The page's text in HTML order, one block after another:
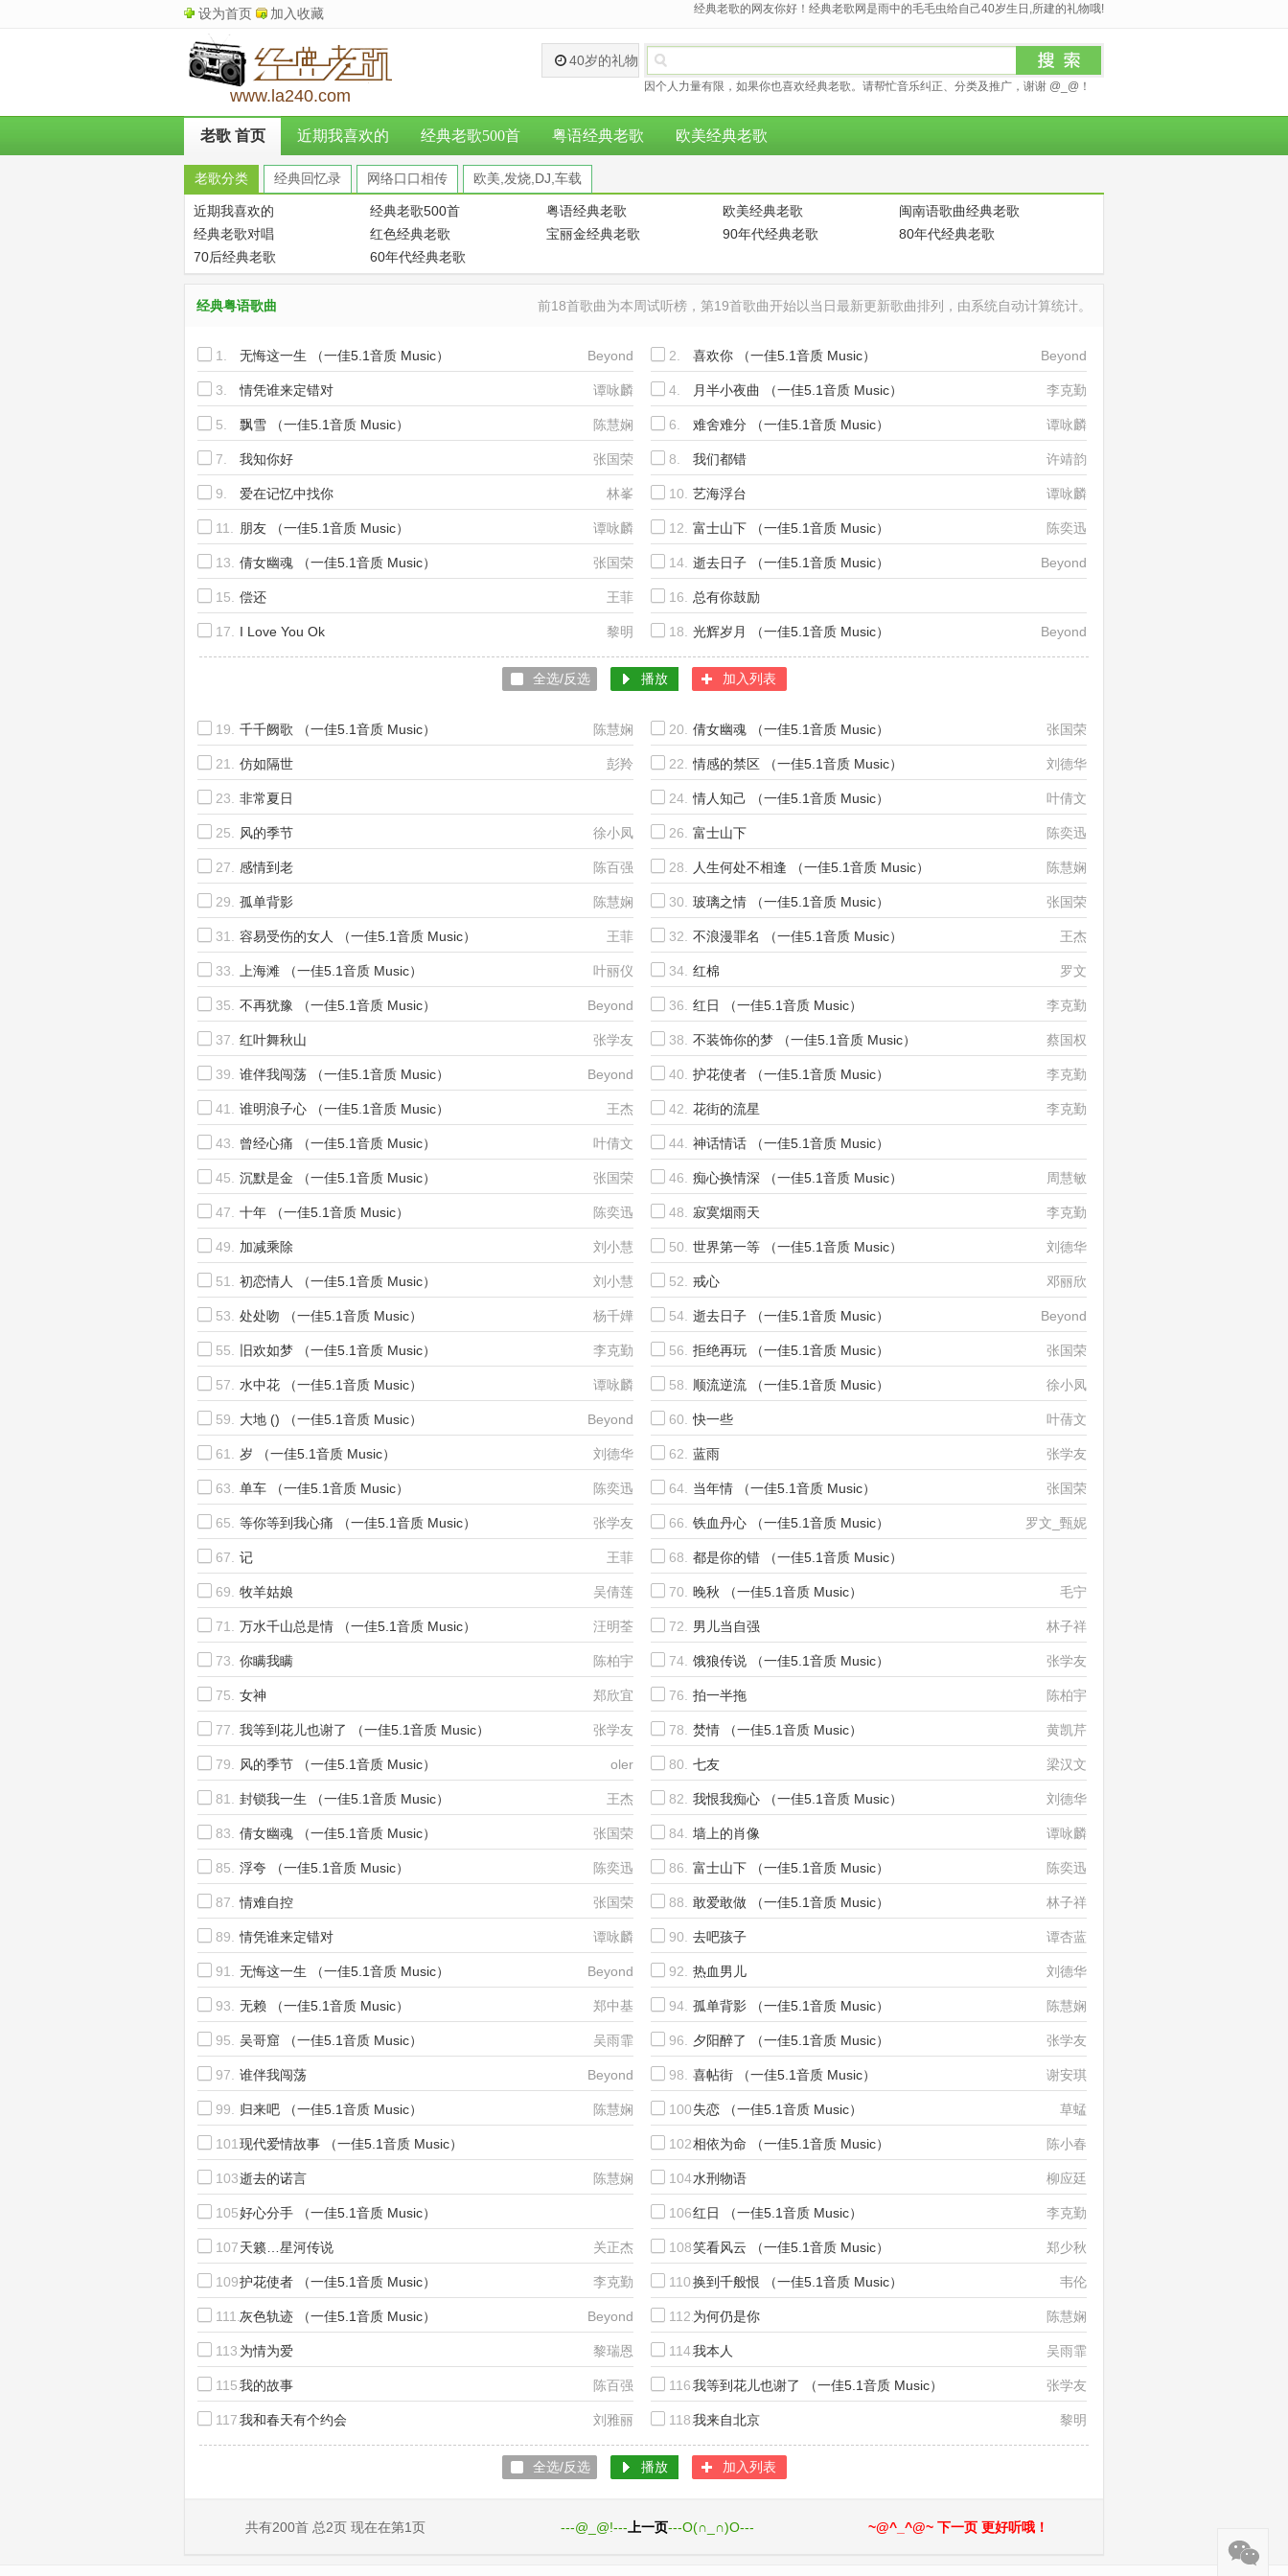
设为首页 加入收藏 经典老歌的网友你好！经典老歌网是雨中的毛毛虫给自己40岁生日,所建的礼物哦!
www.la240.com
40岁的礼物
因个人力量有限，如果你也喜欢经典老歌。请帮忙音乐纠正、分类及推广，谢谢 @_@！
老歌 首页 近期我喜欢的 经典老歌500首 粤语经典老歌 欧美经典老歌
老歌分类 经典回忆录 网络口口相传 欧美,发烧,DJ,车载
近期我喜欢的 经典老歌500首 粤语经典老歌 欧美经典老歌
闽南语歌曲经典老歌
经典老歌对唱
红色经典老歌 宝丽金经典老歌 90年代经典老歌
80年代经典老歌
70后经典老歌
60年代经典老歌
前18首歌曲为本周试听榜，第19首歌曲开始以当日最新更新歌曲排列，由系统自动计算统计。
经典粤语歌曲
1. 无悔这一生 （一佳5.1音质 Music） Beyond 2. 喜欢你 （一佳5.1音质 Music） Beyond
3. 情凭谁来定错对 谭咏麟 4. 月半小夜曲 （一佳5.1音质 Music） 李克勤
5. 飘雪 （一佳5.1音质 Music） 陈慧娴 6. 难舍难分 （一佳5.1音质 Music） 谭咏麟
7. 我知你好 张国荣 8. 我们都错 许靖韵
9. 爱在记忆中找你 林峯 10. 艺海浮台 谭咏麟
11. 朋友 （一佳5.1音质 Music） 谭咏麟 12. 富士山下 （一佳5.1音质 Music） 陈奕迅
13. 倩女幽魂 （一佳5.1音质 Music） 张国荣 14. 逝去日子 （一佳5.1音质 Music） Beyond
15. 偿还 王菲 16.
总有你鼓励
李国祥&伦永亮
17. I Love You Ok 黎明 18. 光辉岁月 （一佳5.1音质 Music） Beyond
全选/反选 播放 加入列表
19. 千千阙歌 （一佳5.1音质 Music） 陈慧娴 20. 倩女幽魂 （一佳5.1音质 Music） 张国荣
21. 仿如隔世 彭羚 22. 情感的禁区 （一佳5.1音质 Music） 刘德华
23.
非常夏日
张学友&王菲
24. 情人知己 （一佳5.1音质 Music） 叶倩文
25. 风的季节 徐小凤 26. 富士山下 陈奕迅
27. 感情到老 陈百强 28. 人生何处不相逢 （一佳5.1音质 Music） 陈慧娴
29. 孤单背影 陈慧娴 30. 玻璃之情 （一佳5.1音质 Music） 张国荣
31. 容易受伤的女人 （一佳5.1音质 Music） 王菲 32. 不浪漫罪名 （一佳5.1音质 Music） 王杰
33. 上海滩 （一佳5.1音质 Music） 叶丽仪 34. 红棉 罗文
35. 不再犹豫 （一佳5.1音质 Music） Beyond 36. 红日 （一佳5.1音质 Music） 李克勤
37. 红叶舞秋山 张学友 38. 不装饰你的梦 （一佳5.1音质 Music） 蔡国权
39. 谁伴我闯荡 （一佳5.1音质 Music） Beyond 40. 护花使者 （一佳5.1音质 Music） 李克勤
41. 谁明浪子心 （一佳5.1音质 Music） 王杰 42. 花街的流星 李克勤
43. 曾经心痛 （一佳5.1音质 Music） 叶倩文 44. 神话情话 （一佳5.1音质 Music）
周华健_齐豫
45. 沉默是金 （一佳5.1音质 Music） 张国荣 46. 痴心换情深 （一佳5.1音质 Music） 周慧敏
47. 十年 （一佳5.1音质 Music） 陈奕迅 48. 寂寞烟雨天 李克勤
49. 加减乘除 刘小慧 50. 世界第一等 （一佳5.1音质 Music） 刘德华
51. 初恋情人 （一佳5.1音质 Music） 刘小慧 52. 戒心 邓丽欣
53. 处处吻 （一佳5.1音质 Music） 杨千嬅 54. 逝去日子 （一佳5.1音质 Music） Beyond
55. 旧欢如梦 （一佳5.1音质 Music） 李克勤 56. 拒绝再玩 （一佳5.1音质 Music） 张国荣
57. 水中花 （一佳5.1音质 Music） 谭咏麟 58. 顺流逆流 （一佳5.1音质 Music） 徐小凤
59. 大地 () （一佳5.1音质 Music） Beyond 60. 快一些 叶蒨文
61. 岁 （一佳5.1音质 Music） 刘德华 62. 蓝雨 张学友
63. 单车 （一佳5.1音质 Music） 陈奕迅 64. 当年情 （一佳5.1音质 Music） 张国荣
65. 等你等到我心痛 （一佳5.1音质 Music） 张学友 66. 铁血丹心 （一佳5.1音质 Music） 罗文_甄妮
67. 记 王菲 68.
都是你的错 （一佳5.1音质 Music）
陈慧琳_郑中基
69. 牧羊姑娘 吴倩莲 70. 晚秋 （一佳5.1音质 Music） 毛宁
71. 万水千山总是情 （一佳5.1音质 Music） 汪明荃 72. 男儿当自强 林子祥
73. 你瞒我瞒 陈柏宇 74. 饿狼传说 （一佳5.1音质 Music） 张学友
75. 女神 郑欣宜 76. 拍一半拖 陈柏宇
77. 我等到花儿也谢了 （一佳5.1音质 Music） 张学友 78. 焚情 （一佳5.1音质 Music） 黄凯芹
79. 风的季节 （一佳5.1音质 Music） oler 80. 七友 梁汉文
81. 封锁我一生 （一佳5.1音质 Music） 王杰 82. 我恨我痴心 （一佳5.1音质 Music） 刘德华
83. 倩女幽魂 （一佳5.1音质 Music） 张国荣 84. 墙上的肖像 谭咏麟
85. 浮夸 （一佳5.1音质 Music） 陈奕迅 86. 富士山下 （一佳5.1音质 Music） 陈奕迅
87. 情难自控 张国荣 88. 敢爱敢做 （一佳5.1音质 Music） 林子祥
89. 情凭谁来定错对 谭咏麟 90. 去吧孩子 谭杏蓝
91. 无悔这一生 （一佳5.1音质 Music） Beyond 92. 热血男儿 刘德华
93. 无赖 （一佳5.1音质 Music） 郑中基 94. 孤单背影 （一佳5.1音质 Music） 陈慧娴
95. 吴哥窟 （一佳5.1音质 Music） 吴雨霏 96. 夕阳醉了 （一佳5.1音质 Music） 张学友
97. 谁伴我闯荡 Beyond 98. 喜帖街 （一佳5.1音质 Music） 谢安琪
99. 归来吧 （一佳5.1音质 Music） 陈慧娴 100.失恋 （一佳5.1音质 Music） 草蜢
101.现代爱情故事 （一佳5.1音质 Music）
张智霖_许秋怡
102.相依为命 （一佳5.1音质 Music） 陈小春
103.逝去的诺言 陈慧娴 104.水刑物语 柳应廷
105.好心分手 （一佳5.1音质 Music）
卢巧音_王力宏
106.红日 （一佳5.1音质 Music） 李克勤
107.天籁…星河传说 关正杰 108.笑看风云 （一佳5.1音质 Music） 郑少秋
109.护花使者 （一佳5.1音质 Music） 李克勤 110.换到千般恨 （一佳5.1音质 Music） 韦伦
111. 灰色轨迹 （一佳5.1音质 Music） Beyond 112.为何仍是你 陈慧娴
113.为情为爱 黎瑞恩 114.我本人 吴雨霏
115.我的故事 陈百强 116.我等到花儿也谢了 （一佳5.1音质 Music） 张学友
117.我和春天有个约会 刘雅丽 118.我来自北京 黎明
全选/反选 播放 加入列表
共有200首 总2页 现在在第1页 ---@_@!--- 上一页---O(∩_∩)O--- ~@^_^@~ 下一页 更好听哦！